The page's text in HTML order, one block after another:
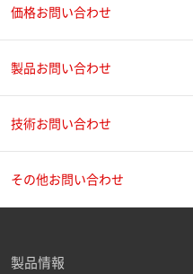
価格お問い合わせ
製品お問い合わせ
技術お問い合わせ
その他お問い合わせ
製品情報